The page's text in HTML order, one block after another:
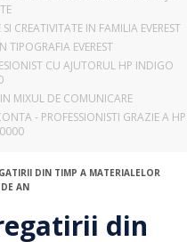
CREATIVITATE IN FAMILIA EVEREST
TIPOGRAFIA EVEREST
CU AJUTORUL HP INDIGO
MIXUL DE COMUNICARE
- PROFESSIONISTI GRAZIE A HP
DIN TIMP A MATERIALELOR
AN
din